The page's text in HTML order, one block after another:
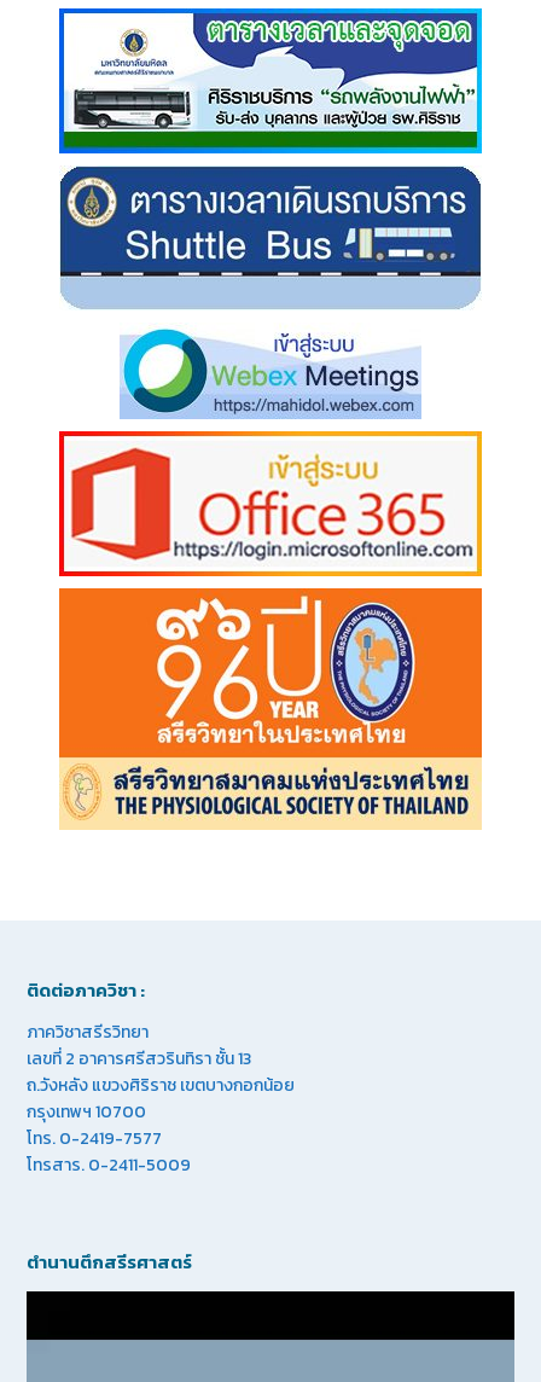
ติดต่อภาควิชา :
ภาควิชาสรีรวิทยา
เลขที่ 2 อาคารศรีสวรินทิรา ชั้น 13
ถ.วังหลัง แขวงศิริราช เขตบางกอกน้อย
กรุงเทพฯ 10700
โทร. 0-2419-7577
โทรสาร. 0-2411-5009
ตำนานตึกสรีรศาสตร์